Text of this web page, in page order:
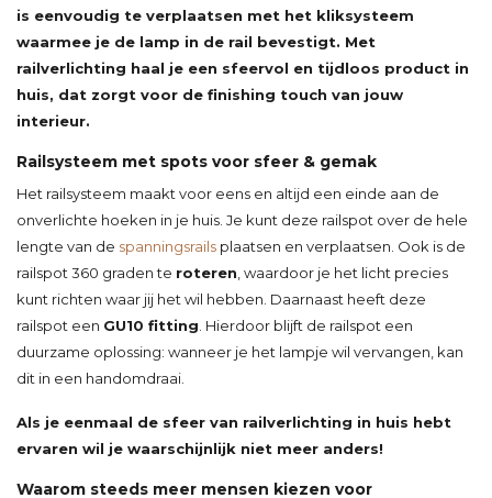
is eenvoudig te verplaatsen met het kliksysteem
waarmee je de lamp in de rail bevestigt. Met
railverlichting haal je een sfeervol en tijdloos product in
huis, dat zorgt voor de finishing touch van jouw
interieur.
Railsysteem met spots voor sfeer & gemak
Het railsysteem maakt voor eens en altijd een einde aan de
onverlichte hoeken in je huis. Je kunt deze railspot over de hele
lengte van de spanningsrails plaatsen en verplaatsen. Ook is de
railspot 360 graden te roteren , waardoor je het licht precies
kunt richten waar jij het wil hebben. Daarnaast heeft deze
railspot een GU10 fitting . Hierdoor blijft de railspot een
duurzame oplossing: wanneer je het lampje wil vervangen, kan
dit in een handomdraai.
Als je eenmaal de sfeer van railverlichting in huis hebt
ervaren wil je waarschijnlijk niet meer anders!
Waarom steeds meer mensen kiezen voor